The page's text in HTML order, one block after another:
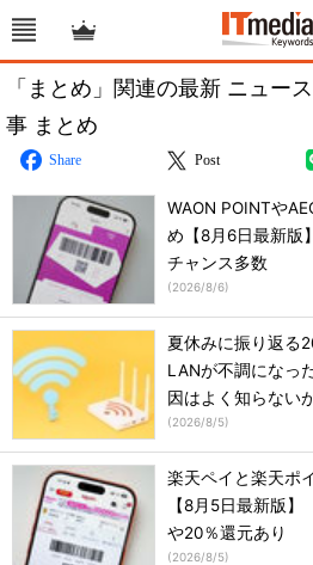
「まとめ」関連の最新 ニュー
事 まとめ
Share Post
WAON POINTや
め【8月6日最新
チャンス多数
(2026/8/6)
夏休みに振り返る
LANが不調になっ
因はよく知らない
(2026/8/5)
楽天ペイと楽天ポ
【8月5日最新版
や20％還元あり
(2026/8/5)